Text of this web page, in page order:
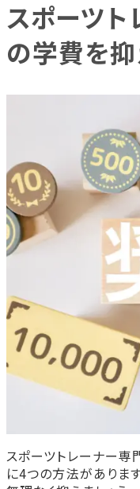
スポーツ
の学費を
スポーツトレーナー専
に4つの方法がありま